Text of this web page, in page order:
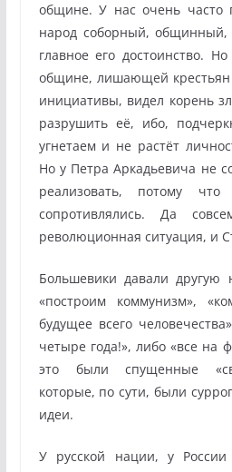
общине. У нас очень часто
народ соборный,
главное его достоинство.
общине, лишающей крестьян
инициативы, видел корень
разрушить её, ибо,
угнетаем и не растёт
Но у Петра Аркадьевича не
реализовать, потому что
сопротивлялись. Да
революционная ситуация, и
Большевики давали другую
«построим коммунизм»,
будущее всего
четыре года!», либо «все на
это были спущенные
которые, по сути, были
идеи.
У русской нации, у России